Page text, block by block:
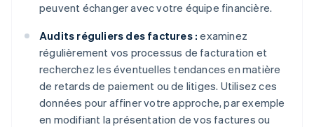
peuvent échanger avec votre équipe financière.
Audits réguliers des factures : examinez
régulièrement vos processus de facturation et
recherchez les éventuelles tendances en matière
de retards de paiement ou de litiges. Utilisez ces
données pour affiner votre approche, par exemple
en modifiant la présentation de vos factures ou